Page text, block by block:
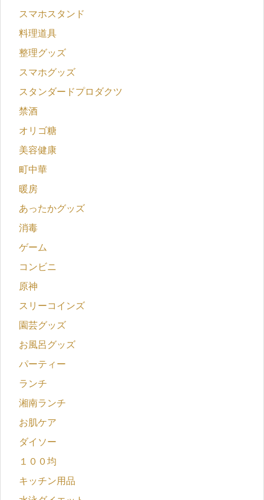
スマホスタンド
料理道具
整理グッズ
スマホグッズ
スタンダードプロダクツ
禁酒
オリゴ糖
美容健康
町中華
暖房
あったかグッズ
消毒
ゲーム
コンビニ
原神
スリーコインズ
園芸グッズ
お風呂グッズ
パーティー
ランチ
湘南ランチ
お肌ケア
ダイソー
１００均
キッチン用品